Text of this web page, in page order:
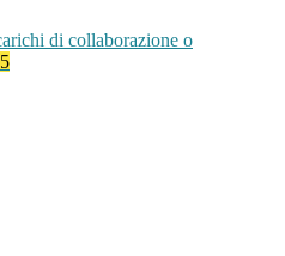
di collaborazione o